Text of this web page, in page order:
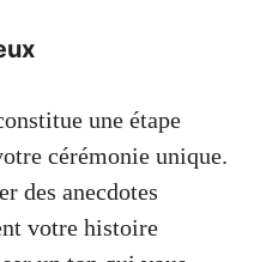
une étape
cérémonie unique.
des anecdotes
votre histoire